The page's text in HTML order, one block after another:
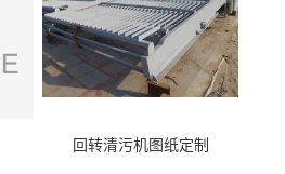
回转清污机图纸定制